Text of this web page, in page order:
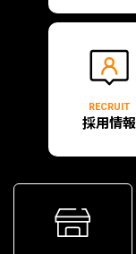
RECRUIT
採用情報